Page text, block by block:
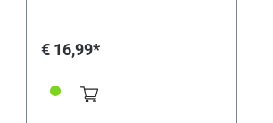
€ 16,99*